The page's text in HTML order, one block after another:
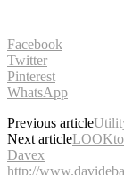
Facebook
Twitter
Pinterest
WhatsApp
Previous article
Next article
Davex
http://